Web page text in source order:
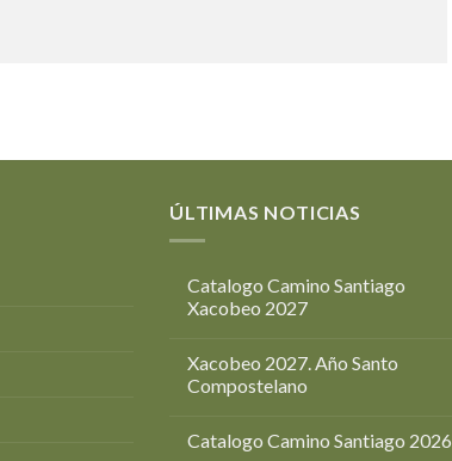
ÚLTIMAS NOTICIAS
Catalogo Camino Santiago
Xacobeo 2027
Xacobeo 2027. Año Santo
Compostelano
Catalogo Camino Santiago 2026